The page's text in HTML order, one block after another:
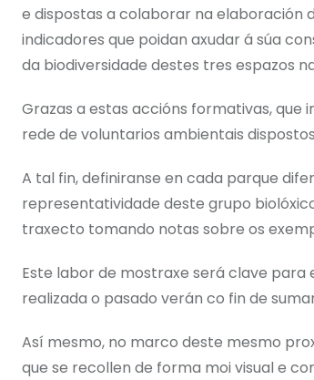
e dispostas a colaborar na elaboración
indicadores que poidan axudar á súa
da biodiversidade destes tres espazos
Grazas a estas accións formativas,
rede de voluntarios ambientais
A tal fin, definiranse en cada parque
representatividade deste grupo
traxecto tomando notas sobre os
Este labor de mostraxe será clave
realizada o pasado verán co fin de
Así mesmo, no marco deste mesmo
que se recollen de forma moi visual e